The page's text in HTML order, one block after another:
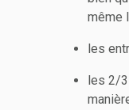
même
les
les 2/